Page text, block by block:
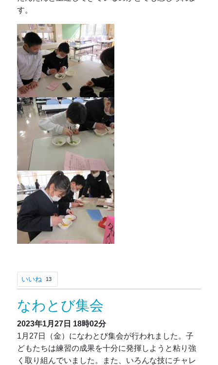
す。
いいね 13
なわとび集会
2023年1月27日 18時02分
1月27日（金）になわとび集会が行われました。子
どもたちは練習の成果を十分に発揮しようと粘り強
く取り組んでいました。また、いろんな技にチャレ